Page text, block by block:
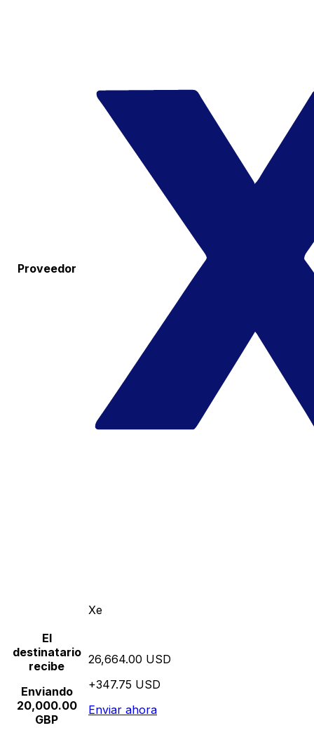
Proveedor
Xe
El
destinatario
recibe
Enviando
20,000.00
GBP
26,664.00 USD
+347.75 USD
Enviar ahora